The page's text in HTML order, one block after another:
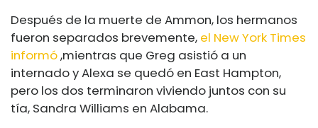
Después de la muerte de Ammon, los hermanos
fueron separados brevemente, el New York Times
informó,mientras que Greg asistió a un
internado y Alexa se quedó en East Hampton,
pero los dos terminaron viviendo juntos con su
tía, Sandra Williams en Alabama.